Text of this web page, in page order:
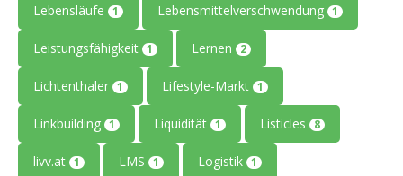
Lebensläufe 1 Lebensmittelverschwendung 1
Leistungsfähigkeit 1 Lernen 2
Lichtenthaler 1 Lifestyle-Markt 1
Linkbuilding 1 Liquidität 1 Listicles 8
livv.at 1 LMS 1 Logistik 1